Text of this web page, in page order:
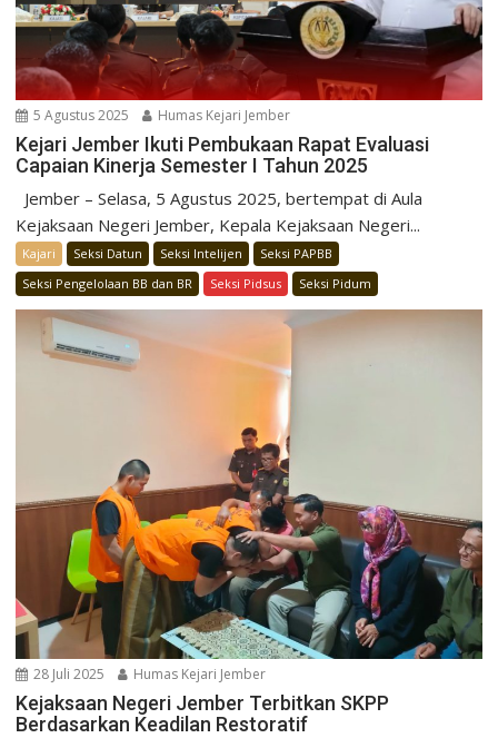
5 Agustus 2025 Humas Kejari Jember
Kejari Jember Ikuti Pembukaan Rapat Evaluasi
Capaian Kinerja Semester I Tahun 2025
Jember – Selasa, 5 Agustus 2025, bertempat di Aula
Kejaksaan Negeri Jember, Kepala Kejaksaan Negeri...
Kajari Seksi Datun Seksi Intelijen
Seksi PAPBB
Seksi Pengelolaan BB dan BR
Seksi Pidsus Seksi Pidum
28 Juli 2025 Humas Kejari Jember
Kejaksaan Negeri Jember Terbitkan SKPP
Berdasarkan Keadilan Restoratif